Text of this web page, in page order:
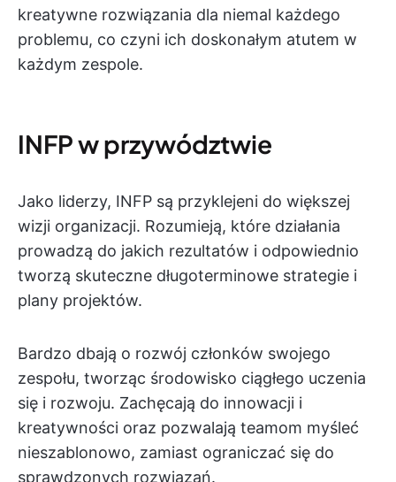
kreatywne rozwiązania dla niemal każdego
problemu, co czyni ich doskonałym atutem w
każdym zespole.
INFP w przywództwie
Jako liderzy, INFP są przyklejeni do większej
wizji organizacji. Rozumieją, które działania
prowadzą do jakich rezultatów i odpowiednio
tworzą skuteczne długoterminowe strategie i
plany projektów.
Bardzo dbają o rozwój członków swojego
zespołu, tworząc środowisko ciągłego uczenia
się i rozwoju. Zachęcają do innowacji i
kreatywności oraz pozwalają teamom myśleć
nieszablonowo, zamiast ograniczać się do
sprawdzonych rozwiązań.